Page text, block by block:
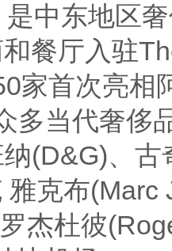
中东地区
餐厅入驻
家首次亮相
多当代奢侈
(D&G)、
雅克布
杰杜彼